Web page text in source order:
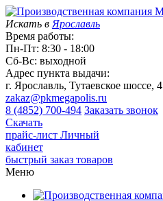
Искать в Ярославль
Время работы:
Пн-Пт: 8:30 - 18:00
Сб-Вс: выходной
Адрес пункта выдачи:
г. Ярославль, Тутаевское шоссе, 4
zakaz@pkmegapolis.ru
8 (4852) 700-494 Заказать звонок
Скачать
прайс-лист Личный
кабинет
быстрый заказ товаров
Меню